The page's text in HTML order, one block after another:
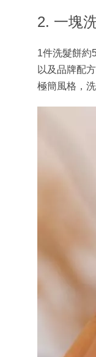
2. 一塊
1件洗髮餅約
以及品牌配
極簡風格，